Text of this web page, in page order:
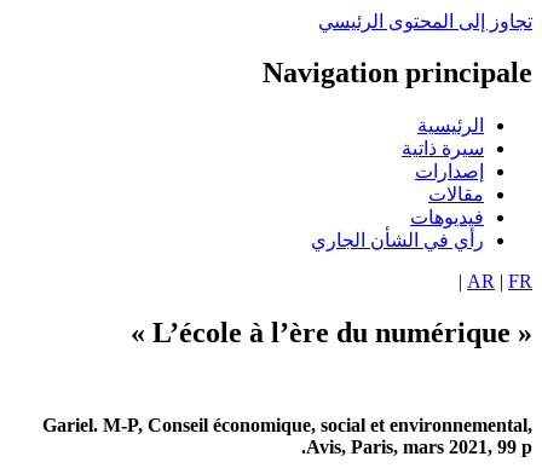
إلى المحتوى الرئيسي
Navigation
الرئيسية
سيرة ذاتية
إصدارات
مقالات
فيديوهات
رأي في الشأن الجاري
AR|
|
Gariel. M-P, Conseil économique, social et
Avis, Paris, mars 2021,